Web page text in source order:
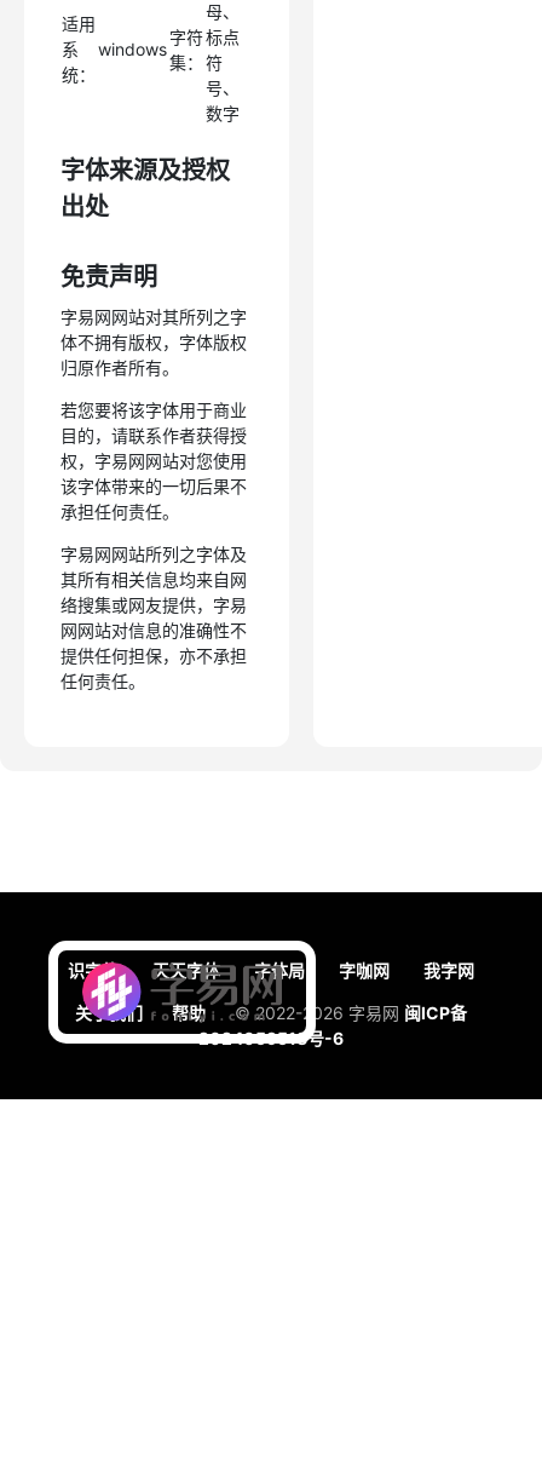
适用
系
统：
windows
字符
集：
母、
标点
符
号、
数字
字体来源及授权
出处
免责声明
字易网网站对其所列之字
体不拥有版权，字体版权
归原作者所有。
若您要将该字体用于商业
目的，请联系作者获得授
权，字易网网站对您使用
该字体带来的一切后果不
承担任何责任。
字易网网站所列之字体及
其所有相关信息均来自网
络搜集或网友提供，字易
网网站对信息的准确性不
提供任何担保，亦不承担
任何责任。
识字体 天天字体 字体局 字咖网 我字网
关于我们 帮助 © 2022-2026 字易网 闽ICP备
2024059518号-6